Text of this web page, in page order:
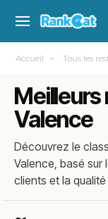
Accueil Tous les
Meilleurs
Valence
Découvrez le
Valence, basé
clients et la